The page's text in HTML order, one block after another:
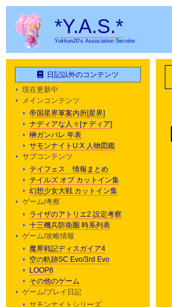
*Y.A.S.*
Yukkun20's Association Secrète
日記以外のコンテンツ
現在更新中
メインコンテンツ
帝国星界軍案内所[星界]
ナディアな人々[ナディア]
榊ガンパレ 年表
サモンナイトU:X 人物図鑑
サブコンテンツ
テイフェス 情報まとめ
テイルズ オブ カットイン集
幻想少女大戦 カットイン集
ゲーム/考察
ライザのアトリエ2 設定考察
十三機兵防衛圏 時系列表
ゲーム/攻略情報
魔界戦記ディスガイア4
空の軌跡SC Evo/3rd Evo
LOOP8
その他のゲーム
ゲーム/プレイ日記
サモンナイトシリーズ